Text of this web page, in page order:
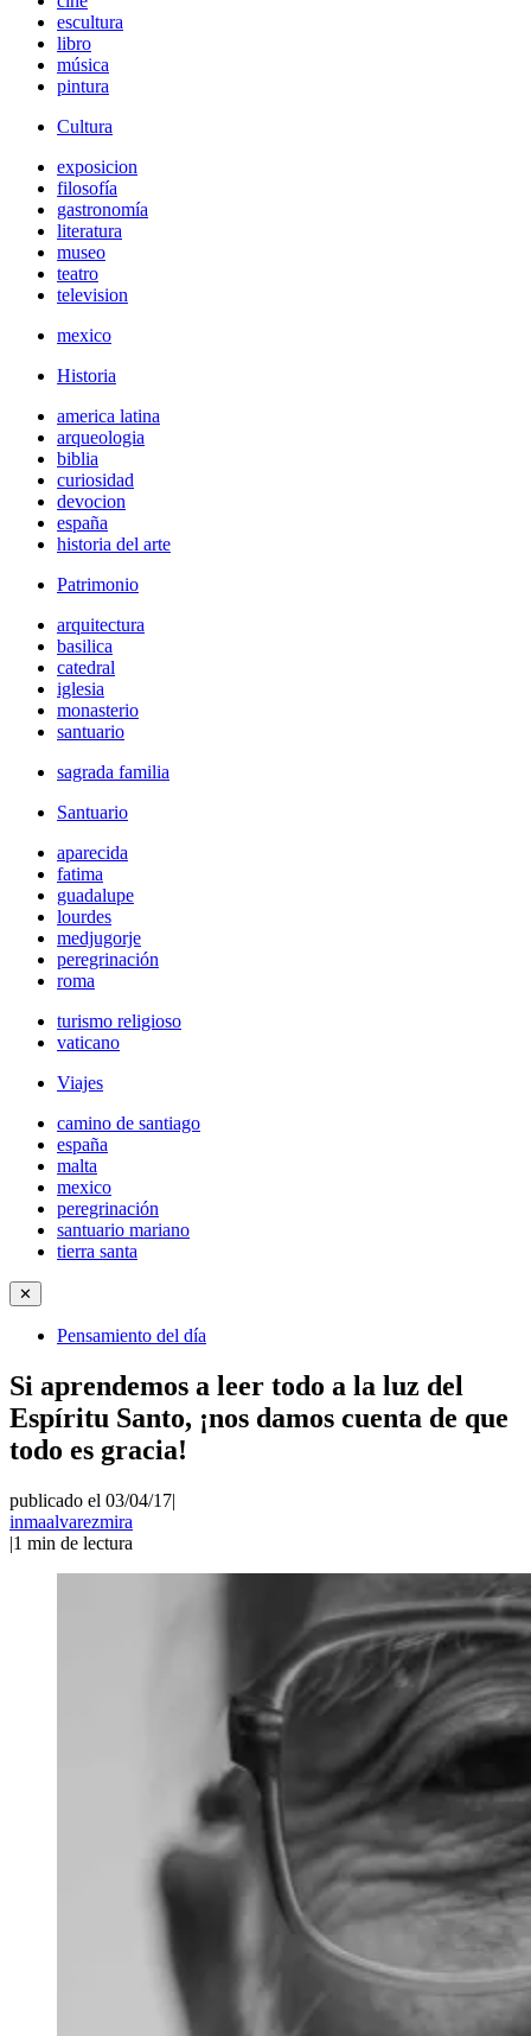
escultura
libro
música
pintura
Cultura
exposicion
filosofía
gastronomía
literatura
museo
teatro
television
mexico
Historia
america latina
arqueologia
biblia
curiosidad
devocion
españa
historia del arte
Patrimonio
arquitectura
basilica
catedral
iglesia
monasterio
santuario
sagrada familia
Santuario
aparecida
fatima
guadalupe
lourdes
medjugorje
peregrinación
roma
turismo religioso
vaticano
Viajes
camino de santiago
españa
malta
mexico
peregrinación
santuario mariano
tierra santa
✕
Pensamiento del día
Si aprendemos a leer todo a la luz del
Espíritu Santo, ¡nos damos cuenta de que
todo es gracia!
publicado el 03/04/17|
inmaalvarezmira
|1 min de lectura